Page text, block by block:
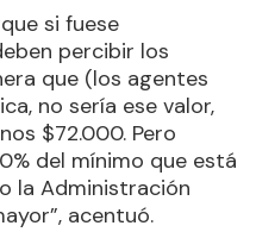
si fuese
percibir los
que (los agentes
no sería ese valor,
$72.000. Pero
del mínimo que está
la Administración
acentuó.